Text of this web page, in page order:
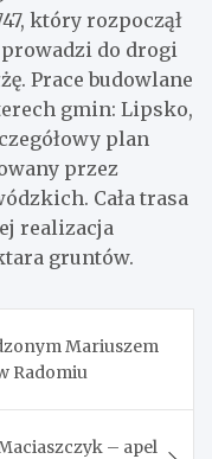
który rozpoczął
do drogi
Prace budowlane
gmin: Lipsko,
plan
przez
Cała trasa
realizacja
gruntów.
Mariuszem
Radomiu
– apel